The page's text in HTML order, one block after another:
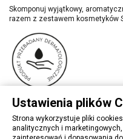
Skomponuj wyjątkowy,
razem z zestawem kosmetyków
Ustawienia plików
Strona wykorzystuje pliki
analitycznych i